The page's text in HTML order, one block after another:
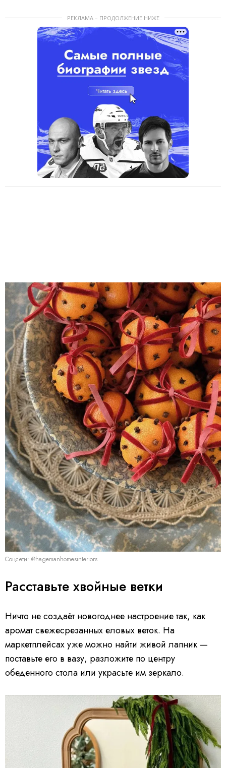
РЕКЛАМА – ПРОДОЛЖЕНИЕ НИЖЕ
Соцсети: @hagemanhomesinteriors
Расставьте хвойные ветки
Ничто не создаёт новогоднее настроение так, как
аромат свежесрезанных еловых веток. На
маркетплейсах уже можно найти живой лапник —
поставьте его в вазу, разложите по центру
обеденного стола или украсьте им зеркало.